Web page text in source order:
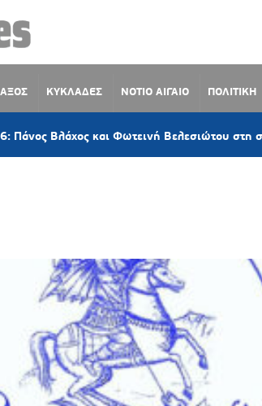
ΚΥΚΛΑΔΕΣ ΝΟΤΙΟ ΑΙΓΑΙΟ ΠΟΛΙΤΙΚΗ
και Φωτεινή Βελεσιώτου στη σκηνή